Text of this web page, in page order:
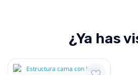
¿Ya has